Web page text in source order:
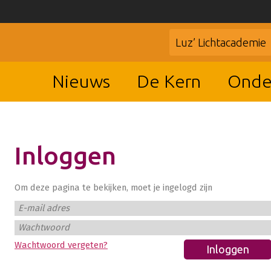
Luz’ Lichtacademie
Nieuws De Kern
Inloggen
Om deze pagina te bekijken, moet je ingelogd zijn
E-mail adres
Wachtwoord
Wachtwoord vergeten?